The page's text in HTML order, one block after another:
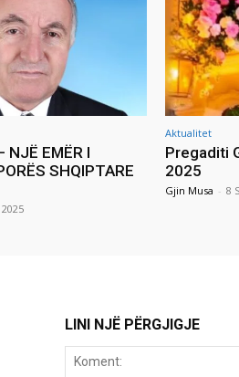
NJË EMËR I
SHQIPTARE
Aktualitet
Pregaditi
2025
Gjin Musa - 8
LINI NJË PËRGJIGJE